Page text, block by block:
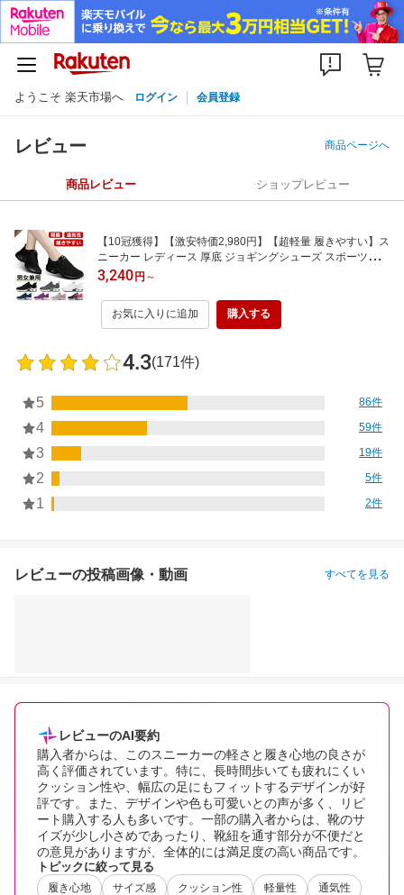
ようこそ 楽天市場へ ログイン 会員登録
レビュー 商品ページへ
商品レビュー ショップレビュー
【10冠獲得】【激安特価2,980円】【超軽量 履きやすい】ス
ニーカー レディース 厚底 ジョギングシューズ スポーツシュ
ーズ ウォーキングシューズ 軽量 ランニングシューズ ランニ
ングしゅーず 運動靴 ダイエット 30代 40代 可愛い 白 滑り
止 外反母趾 ジム シューズ 人気
3,240円 ～
お気に入りに追加 購入する
4.3(171件)
5 86件
4 59件
3 19件
2 5件
1 2件
レビューの投稿画像・動画 すべてを見る
レビューのAI要約
購入者からは、このスニーカーの軽さと履き心地の良さが
高く評価されています。特に、長時間歩いても疲れにくい
クッション性や、幅広の足にもフィットするデザインが好
評です。また、デザインや色も可愛いとの声が多く、リピ
ート購入する人も多いです。一部の購入者からは、靴のサ
イズが少し小さめであったり、靴紐を通す部分が不便だと
の意見がありますが、全体的には満足度の高い商品です。
トピックに絞って見る
履き心地 サイズ感 クッション性 軽量性 通気性